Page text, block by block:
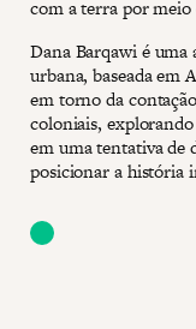
com a terra por
Dana Barqawi é
urbana, baseada em
em torno da
coloniais,
em uma tentativa de
posicionar a história